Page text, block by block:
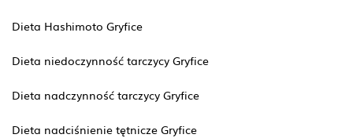
Dieta Hashimoto Gryfice
Dieta niedoczynność tarczycy Gryfice
Dieta nadczynność tarczycy Gryfice
Dieta nadciśnienie tętnicze Gryfice